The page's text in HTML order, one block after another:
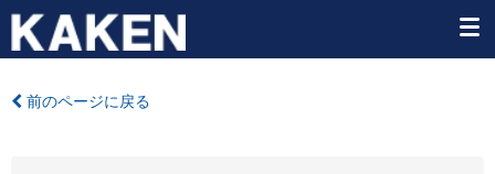
前のページに戻る